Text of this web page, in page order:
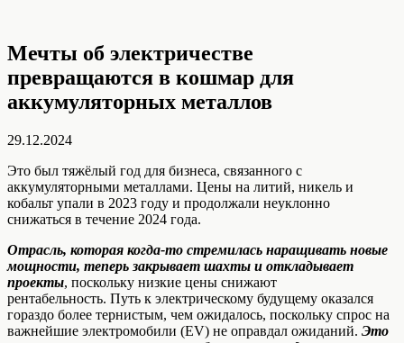
Мечты об электричестве
превращаются в кошмар для
аккумуляторных металлов
29.12.2024
Это был тяжёлый год для бизнеса, связанного с
аккумуляторными металлами. Цены на литий, никель и
кобальт упали в 2023 году и продолжали неуклонно
снижаться в течение 2024 года.
Отрасль, которая когда-то стремилась наращивать новые
мощности, теперь закрывает шахты и откладывает
проекты, поскольку низкие цены снижают
рентабельность. Путь к электрическому будущему оказался
гораздо более тернистым, чем ожидалось, поскольку спрос на
важнейшие электромобили (EV) не оправдал ожиданий. Это